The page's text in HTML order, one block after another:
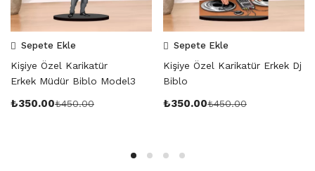
Sepete Ekle
Kişiye Özel Karikatür
Erkek Müdür Biblo Model3
₺350.00₺450.00
Sepete Ekle
Kişiye Özel Karikatür Erkek Dj
Biblo
₺350.00₺450.00